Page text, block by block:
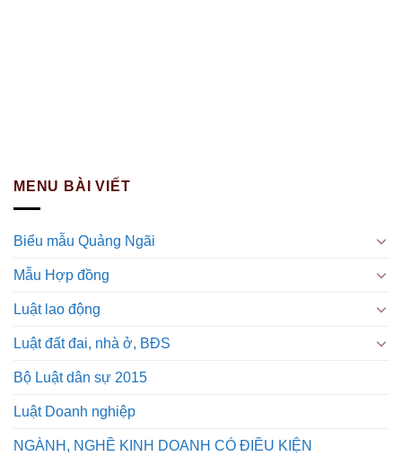
MENU BÀI VIẾT
Biểu mẫu Quảng Ngãi
Mẫu Hợp đồng
Luật lao động
Luật đất đai, nhà ở, BĐS
Bộ Luật dân sự 2015
Luật Doanh nghiệp
NGÀNH, NGHỀ KINH DOANH CÓ ĐIỀU KIỆN